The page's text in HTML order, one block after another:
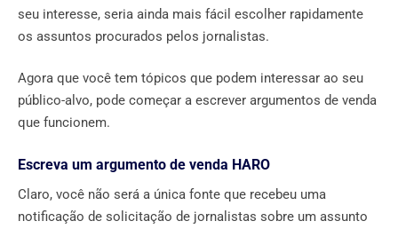
seu interesse, seria ainda mais fácil escolher rapidamente
os assuntos procurados pelos jornalistas.
Agora que você tem tópicos que podem interessar ao seu
público-alvo, pode começar a escrever argumentos de venda
que funcionem.
Escreva um argumento de venda HARO
Claro, você não será a única fonte que recebeu uma
notificação de solicitação de jornalistas sobre um assunto